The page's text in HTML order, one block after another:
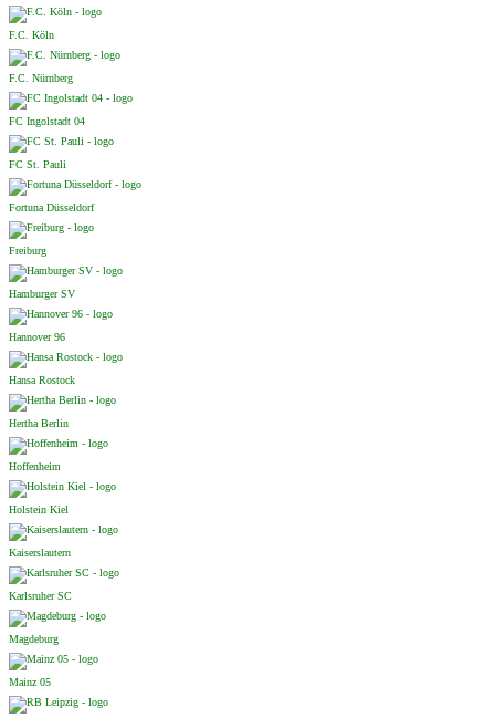
F.C. Köln
F.C. Nürnberg
FC Ingolstadt 04
FC St. Pauli
Fortuna Düsseldorf
Freiburg
Hamburger SV
Hannover 96
Hansa Rostock
Hertha Berlin
Hoffenheim
Holstein Kiel
Kaiserslautern
Karlsruher SC
Magdeburg
Mainz 05